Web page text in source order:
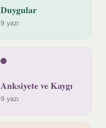
Duygular
9 yazı
Anksiyete ve Kaygı
9 yazı